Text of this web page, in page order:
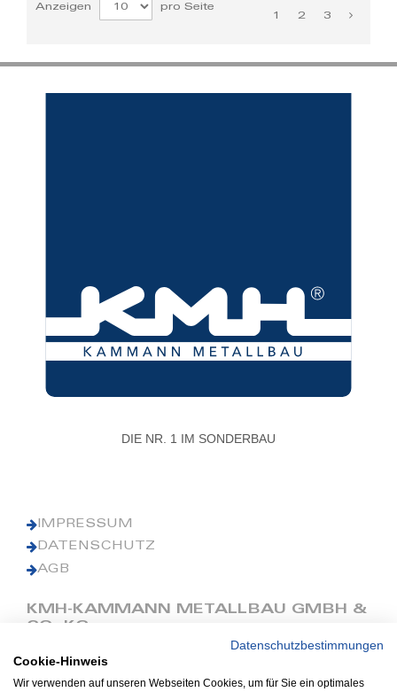
Anzeigen
pro Seite
1
2 3
DIE NR. 1 IM SONDERBAU
IMPRESSUM
DATENSCHUTZ
AGB
KMH-KAMMANN METALLBAU GMBH &
CO. KG
Phone: +49 (0) 42 41 9390 0
Fax: +49 (0) 42 41 9390 90
Datenschutzbestimmungen
Cookie-Hinweis
Wir verwenden auf unseren Webseiten Cookies, um für Sie ein optimales